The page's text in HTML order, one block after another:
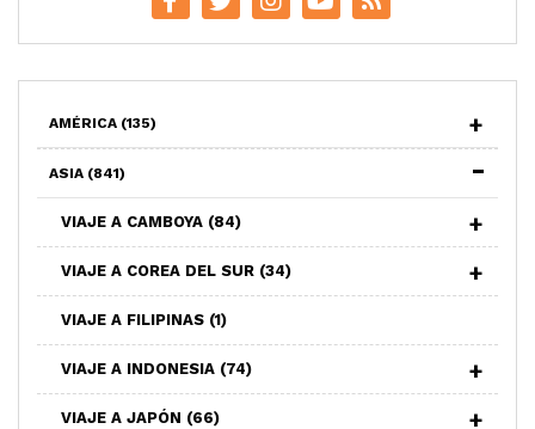
AMÉRICA (135)
ASIA (841)
VIAJE A CAMBOYA (84)
VIAJE A COREA DEL SUR (34)
VIAJE A FILIPINAS (1)
VIAJE A INDONESIA (74)
VIAJE A JAPÓN (66)